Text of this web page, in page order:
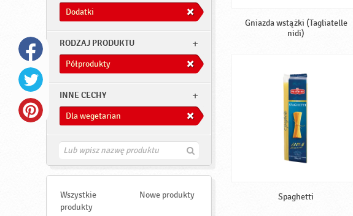
Dodatki
RODZAJ PRODUKTU
Półprodukty
INNE CECHY
Dla wegetarian
Z
d
Wszystkie
produkty
Nowe produkty
Gniazda wstążki (Tagliatelle
nidi)
Spaghetti